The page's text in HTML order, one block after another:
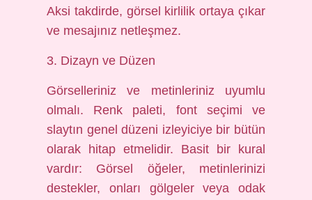
Aksi takdirde, görsel kirlilik ortaya çıkar
ve mesajınız netleşmez.
3. Dizayn ve Düzen
Görselleriniz ve metinleriniz uyumlu
olmalı. Renk paleti, font seçimi ve
slaytın genel düzeni izleyiciye bir bütün
olarak hitap etmelidir. Basit bir kural
vardır: Görsel öğeler, metinlerinizi
destekler, onları gölgeler veya odak